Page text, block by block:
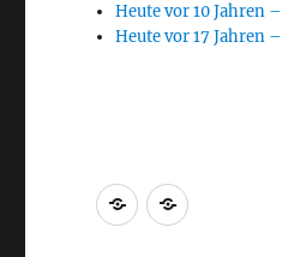
Heute vor 10 Jahren
Heute vor 17 Jahren